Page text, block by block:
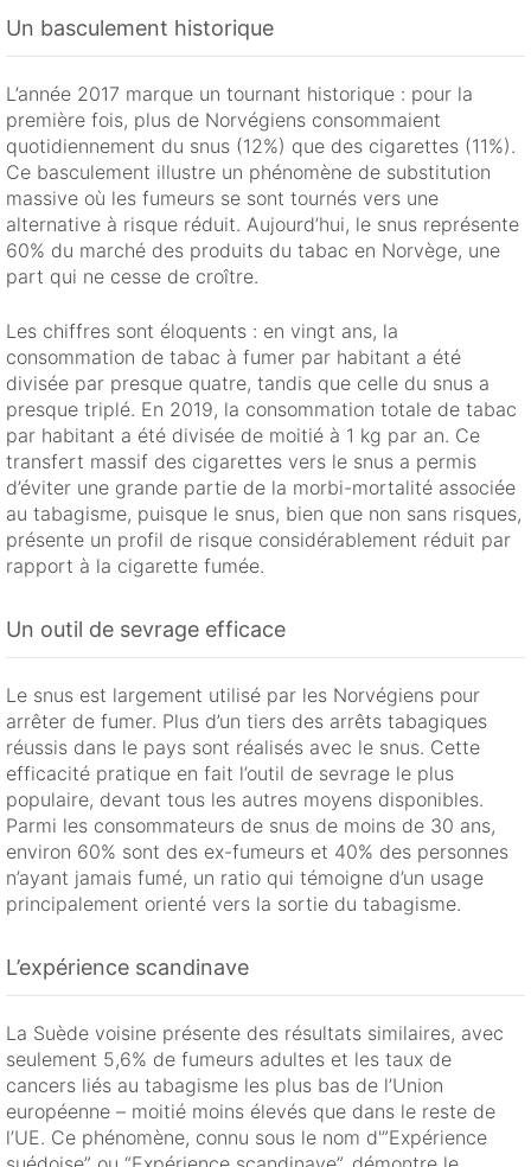
Un basculement historique
L’année 2017 marque un tournant historique : pour la
première fois, plus de Norvégiens consommaient
quotidiennement du snus (12%) que des cigarettes (11%).
Ce basculement illustre un phénomène de substitution
massive où les fumeurs se sont tournés vers une
alternative à risque réduit. Aujourd’hui, le snus représente
60% du marché des produits du tabac en Norvège, une
part qui ne cesse de croître.
Les chiffres sont éloquents : en vingt ans, la
consommation de tabac à fumer par habitant a été
divisée par presque quatre, tandis que celle du snus a
presque triplé. En 2019, la consommation totale de tabac
par habitant a été divisée de moitié à 1 kg par an. Ce
transfert massif des cigarettes vers le snus a permis
d’éviter une grande partie de la morbi-mortalité associée
au tabagisme, puisque le snus, bien que non sans risques,
présente un profil de risque considérablement réduit par
rapport à la cigarette fumée.
Un outil de sevrage efficace
Le snus est largement utilisé par les Norvégiens pour
arrêter de fumer. Plus d’un tiers des arrêts tabagiques
réussis dans le pays sont réalisés avec le snus. Cette
efficacité pratique en fait l’outil de sevrage le plus
populaire, devant tous les autres moyens disponibles.
Parmi les consommateurs de snus de moins de 30 ans,
environ 60% sont des ex-fumeurs et 40% des personnes
n’ayant jamais fumé, un ratio qui témoigne d’un usage
principalement orienté vers la sortie du tabagisme.
L’expérience scandinave
La Suède voisine présente des résultats similaires, avec
seulement 5,6% de fumeurs adultes et les taux de
cancers liés au tabagisme les plus bas de l’Union
européenne – moitié moins élevés que dans le reste de
l’UE. Ce phénomène, connu sous le nom d'”Expérience